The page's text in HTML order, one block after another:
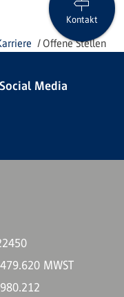
Offene Stellen
Kontakt
Media
MWST